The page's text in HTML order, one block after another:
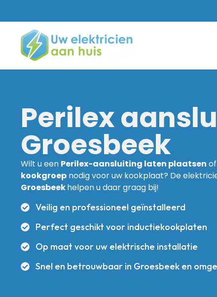
Perilex
Groesbeek
Wilt u een Perilex-aansluiting laten plaatsen
kookgroep nodig voor uw kookplaat? De
Groesbeekhelpen u daar graag bij!
Veilig en professioneel geïnstalleerd
Perfect geschikt voor inductiekookplaten
Op maat voor uw elektrische installatie
Snel en betrouwbaar in Groesbeek en